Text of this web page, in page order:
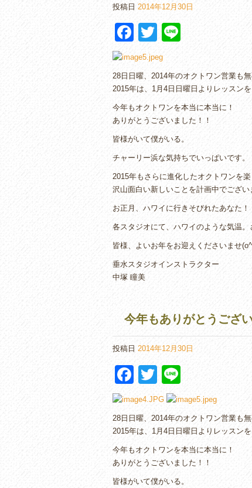
投稿日 2014年12月30日
F
a
c
e
b
o
o
k
T
wi
tt
er
e
28日日曜、2014年のオクトワン営業も無
2015年は、1月4日日曜日よりレッスンを
今年もオクトワンを本当に本当に！
ありがとうございました！！
皆様がいて僕がいる。
チャーリー浜な気持ちでいっぱいです。
2015年もさらに進化したオクトワンを
沢山面白い新しいことを計画中でござい
お正月、ハワイに行きそびれたあなた！
各スタジオにて、ハワイのような気温
皆様、よいお年をお迎えくださいませ
垂水スタジオインストラクター
中塚 瞳美
今年もありがとうござ
投稿日 2014年12月30日
F
a
c
e
b
o
T
wi
tt
er
n
e
28日日曜、2014年のオクトワン営業も無
2015年は、1月4日日曜日よりレッスン
今年もオクトワンを本当に本当に！
ありがとうございました！！
皆様がいて僕がいる。